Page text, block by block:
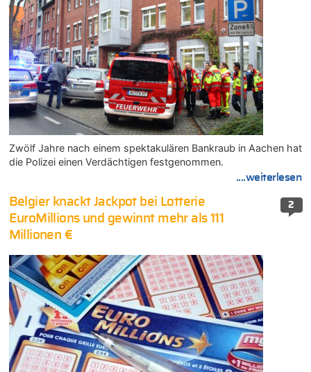
Zwölf Jahre nach einem spektakulären Bankraub in Aachen hat
die Polizei einen Verdächtigen festgenommen.
....weiterlesen
2
Belgier knackt Jackpot bei Lotterie
EuroMillions und gewinnt mehr als 111
Millionen €